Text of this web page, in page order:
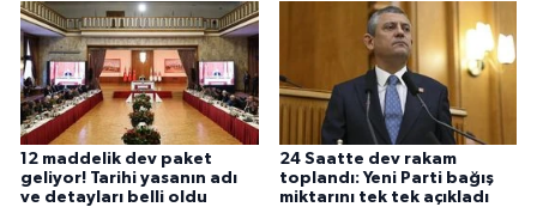
12 maddelik dev paket
geliyor! Tarihi yasanın adı
ve detayları belli oldu
24 Saatte dev rakam
toplandı: Yeni Parti bağış
miktarını tek tek açıkladı